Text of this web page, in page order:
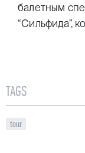
балетным
“Сильфида”,
TAGS
tour